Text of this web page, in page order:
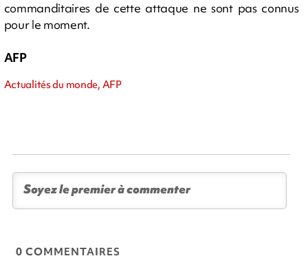
commanditaires de cette attaque ne sont pas connus
pour le moment.
AFP
Actualités du monde, AFP
0 COMMENTAIRES